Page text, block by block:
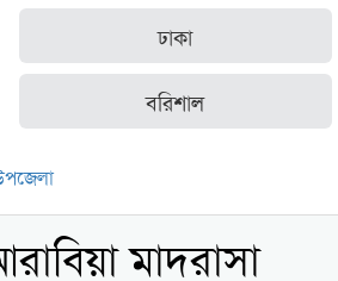
ঢাকা
বরিশাল
মাদরাসা